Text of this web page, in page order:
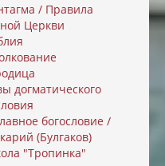
/ Правила
Церкви
догматического
богословие /
(Булгаков)
"Тропинка"